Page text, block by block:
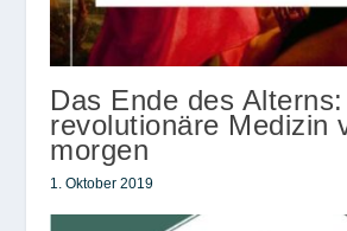
Das Ende des
revolutionäre Medizin
morgen
1. Oktober 2019